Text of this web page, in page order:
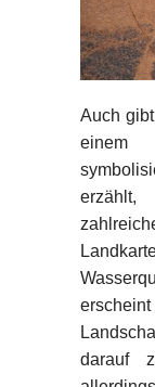
Auch
einem
darauf